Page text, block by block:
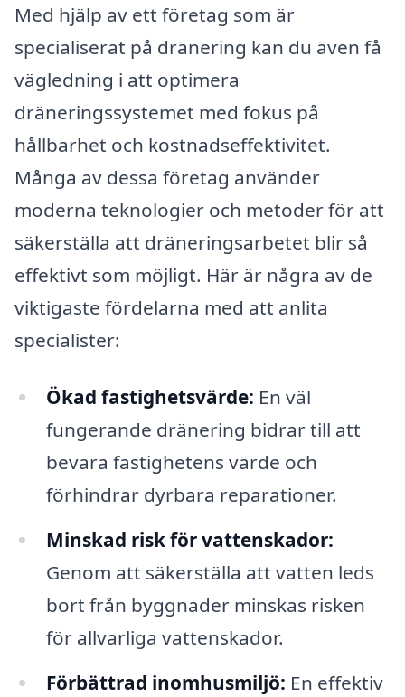
Med hjälp av ett företag som är
specialiserat på dränering kan du även få
vägledning i att optimera
dräneringssystemet med fokus på
hållbarhet och kostnadseffektivitet.
Många av dessa företag använder
moderna teknologier och metoder för att
säkerställa att dräneringsarbetet blir så
effektivt som möjligt. Här är några av de
viktigaste fördelarna med att anlita
specialister:
Ökad fastighetsvärde: En väl
fungerande dränering bidrar till att
bevara fastighetens värde och
förhindrar dyrbara reparationer.
Minskad risk för vattenskador:
Genom att säkerställa att vatten leds
bort från byggnader minskas risken
för allvarliga vattenskador.
Förbättrad inomhusmiljö: En effektiv